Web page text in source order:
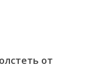
от